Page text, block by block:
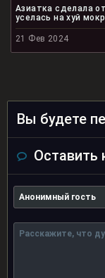
Азиатка сделала
уселась на хуй
21 Фев 2024
Вы будете
Оставить